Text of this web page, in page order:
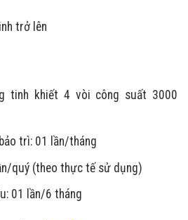
trở lên
tinh khiết 4 vòi công suất 3000
trì: 01 lần/tháng
quý (theo thực tế sử dụng)
01 lần/6 tháng